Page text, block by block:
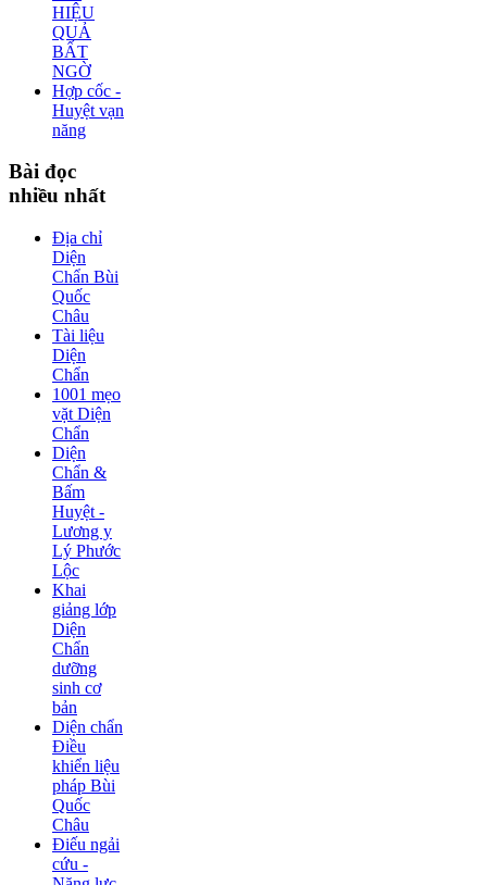
HIỆU
QUẢ
BẤT
NGỜ
Hợp cốc -
Huyệt vạn
năng
Bài đọc
nhiều nhất
Địa chỉ
Diện
Chẩn Bùi
Quốc
Châu
Tài liệu
Diện
Chẩn
1001 mẹo
vặt Diện
Chẩn
Diện
Chẩn &
Bấm
Huyệt -
Lương y
Lý Phước
Lộc
Khai
giảng lớp
Diện
Chẩn
dưỡng
sinh cơ
bản
Diện chẩn
Điều
khiển liệu
pháp Bùi
Quốc
Châu
Điếu ngải
cứu -